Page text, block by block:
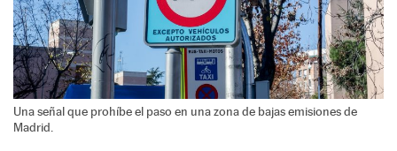
Una señal que prohíbe el paso en una zona de bajas emisiones de
Madrid.